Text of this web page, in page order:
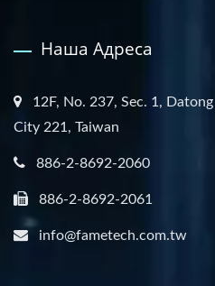
Наша Адреса
12F, No. 237, Sec. 1,
City 221, Taiwan
886-2-8692-2060
886-2-8692-2061
info@fametech.com.tw